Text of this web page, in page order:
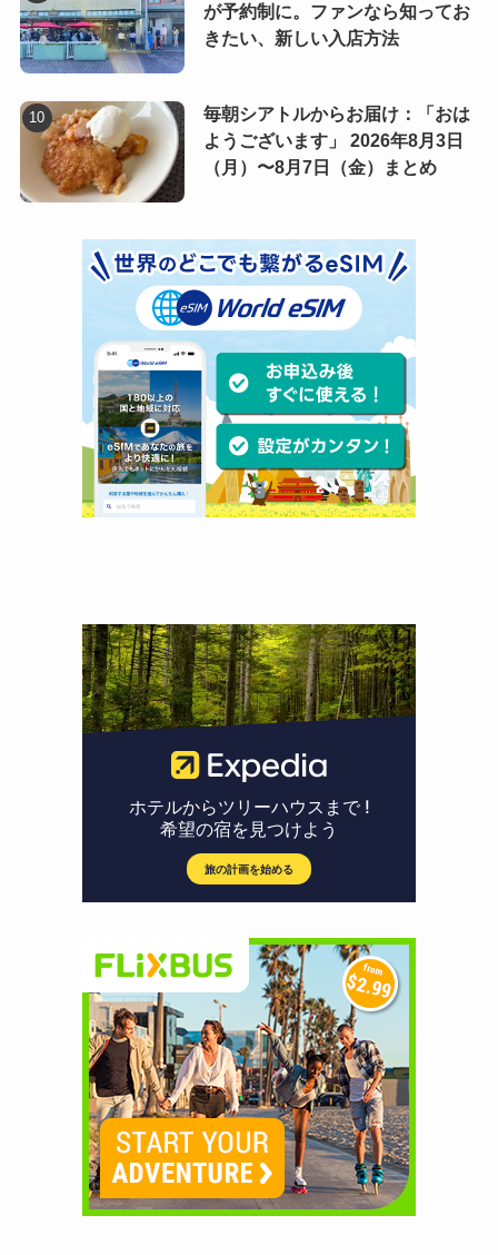
が予約制に。ファンなら知ってお
きたい、新しい入店方法
毎朝シアトルからお届け：「おは
ようございます」 2026年8月3日
（月）〜8月7日（金）まとめ